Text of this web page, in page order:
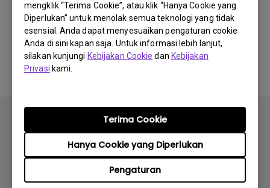
mengklik “Terima Cookie”, atau klik “Hanya Cookie yang
Diperlukan” untuk menolak semua teknologi yang tidak
esensial. Anda dapat menyesuaikan pengaturan cookie
Anda di sini kapan saja. Untuk informasi lebih lanjut,
silakan kunjungi Kebijakan Cookie dan Kebijakan
Privasi kami.
Pengaturan
Hanya Cookie yang Diperlukan
Terima Cookie
Tidak ada video terkait
Berlangganan